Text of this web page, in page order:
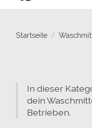
Startseite /
In dieser
dein
Betrieben.